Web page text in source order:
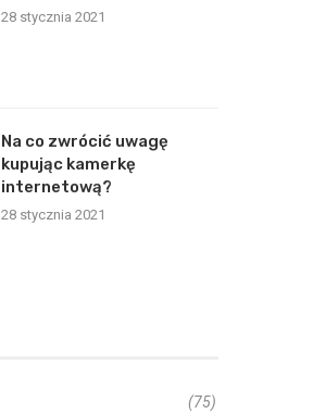
28 stycznia 2021
Na co zwrócić uwagę
kupując kamerkę
internetową?
28 stycznia 2021
(75)